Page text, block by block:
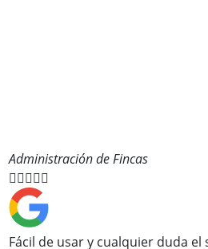
Administración de Fincas

Fácil de usar y cualquier duda